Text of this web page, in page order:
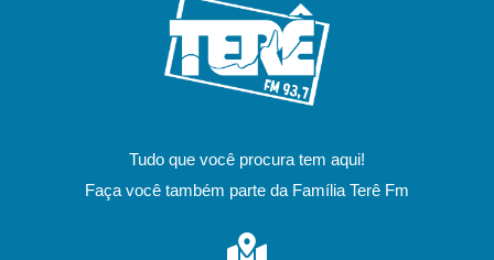
Tudo que você procura tem aqui!
Faça você também parte da Família Terê Fm